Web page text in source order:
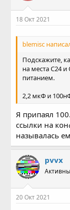
18 Окт 2021
blemisc
Подскажите,
на места C24
питанием.
2,2 мкФ и
Я припаял
ссылки на
называлась
pvvx
20 Окт 2021